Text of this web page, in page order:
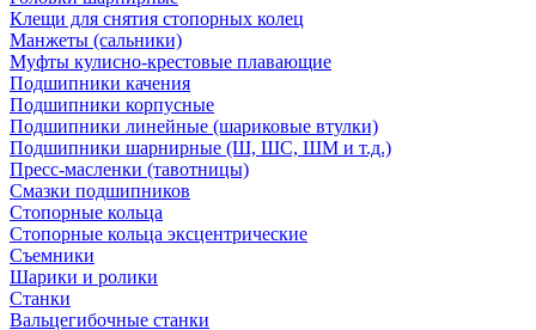
Клещи для снятия стопорных колец
Манжеты (сальники)
Муфты кулисно-крестовые плавающие
Подшипники качения
Подшипники корпусные
Подшипники линейные (шариковые втулки)
Подшипники шарнирные (Ш, ШС, ШМ и т.д.)
Пресс-масленки (тавотницы)
Смазки подшипников
Стопорные кольца
Стопорные кольца эксцентрические
Съемники
Шарики и ролики
Станки
Вальцегибочные станки